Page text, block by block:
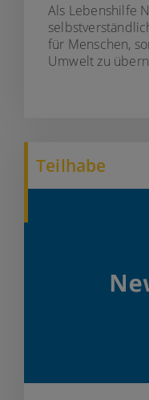
Als Lebenshilfe
für Menschen,
Umwelt zu
Teilhabe